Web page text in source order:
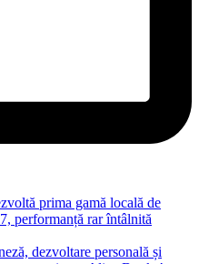
prima gamă locală de
performanță rar întâlnită
dezvoltare personală și